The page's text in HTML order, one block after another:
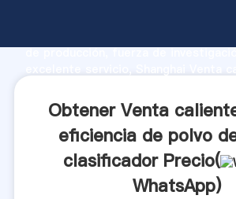
de producción, fuerza de
crea el valor y aporta valores a
Obtener Venta
eficiencia de polvo
clasificador Precio(
WhatsApp)